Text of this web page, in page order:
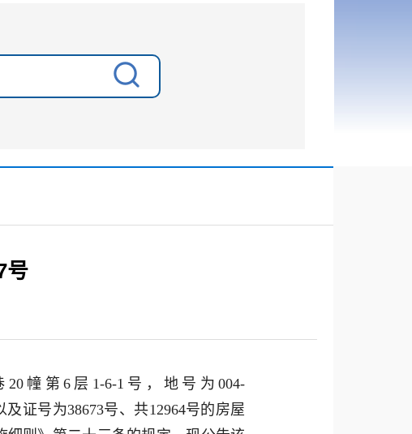
号
幢第6层1-6-1号，地号为004-
及证号为38673号、共12964号的房屋